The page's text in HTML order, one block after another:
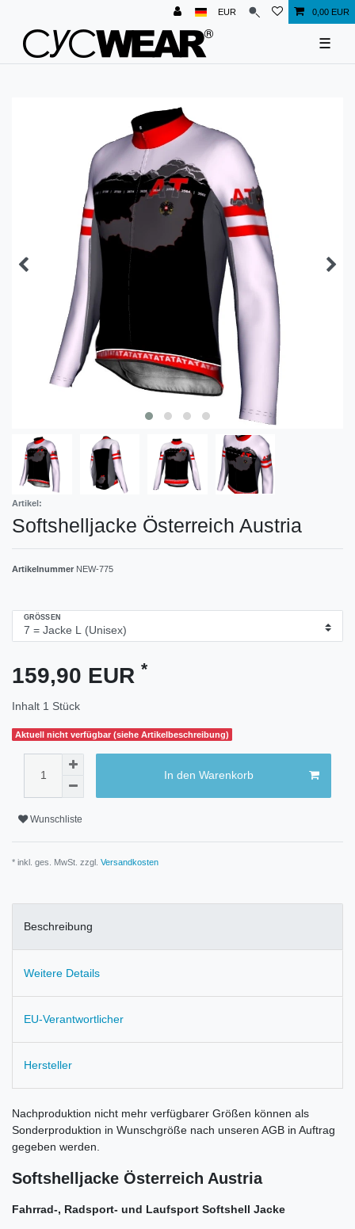
EUR 0,00 EUR
☰
Artikel:
Softshelljacke Österreich Austria
Artikelnummer NEW-775
GRÖSSEN
159,90 EUR *
Inhalt 1 Stück
Aktuell nicht verfügbar (siehe Artikelbeschreibung)
In den Warenkorb
Wunschliste
* inkl. ges. MwSt. zzgl. Versandkosten
Beschreibung
Weitere Details
EU-Verantwortlicher
Hersteller
Nachproduktion nicht mehr verfügbarer Größen können als
Sonderproduktion in Wunschgröße nach unseren AGB in Auftrag
gegeben werden.
Softshelljacke Österreich Austria
Fahrrad-, Radsport- und Laufsport Softshell Jacke